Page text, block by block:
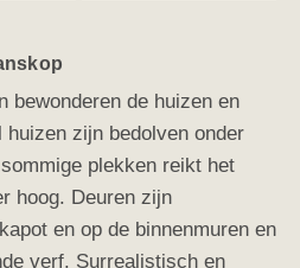
bewonderen de huizen en
huizen zijn bedolven onder
plekken reikt het
hoog. Deuren zijn
en op de binnenmuren en
verf. Surrealistisch en